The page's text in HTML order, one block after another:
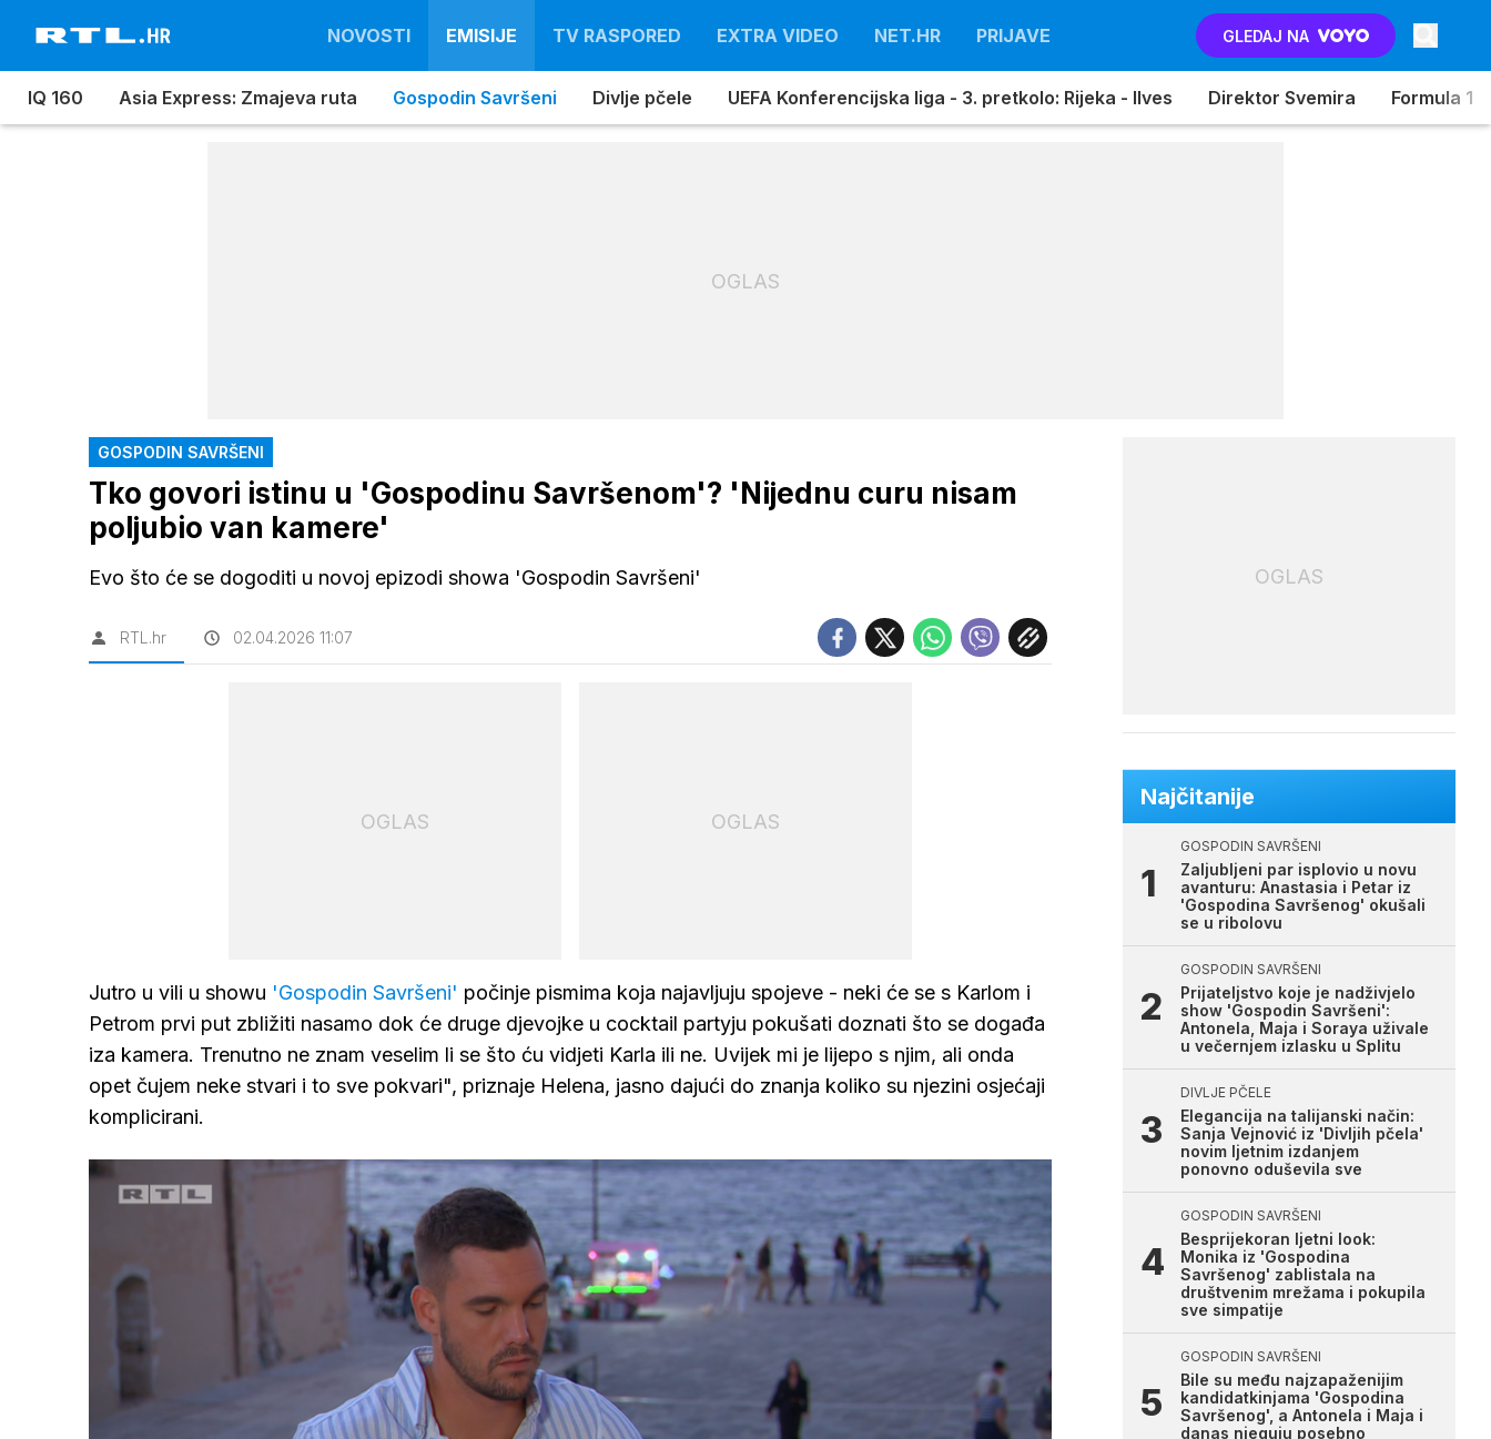
NOVOSTI EMISIJE TV RASPORED EXTRA VIDEO NET.HR PRIJAVE GLEDAJ NA
IQ 160 Asia Express: Zmajeva ruta Gospodin Savršeni Divlje pčele UEFA Konferencijska liga - 3. pretkolo: Rijeka - Ilves Direktor Svemira Formula 1
OGLAS
GOSPODIN SAVRŠENI
Tko govori istinu u 'Gospodinu Savršenom'? 'Nijednu curu nisam
poljubio van kamere'
Evo što će se dogoditi u novoj epizodi showa 'Gospodin Savršeni'
RTL.hr 02.04.2026 11:07
OGLAS OGLAS
Jutro u vili u showu 'Gospodin Savršeni' počinje pismima koja najavljuju spojeve - neki će se s Karlom i
Petrom prvi put zbližiti nasamo dok će druge djevojke u cocktail partyju pokušati doznati što se događa
iza kamera. Trenutno ne znam veselim li se što ću vidjeti Karla ili ne. Uvijek mi je lijepo s njim, ali onda
opet čujem neke stvari i to sve pokvari", priznaje Helena, jasno dajući do znanja koliko su njezini osjećaji
komplicirani.
OGLAS
Najčitanije
GOSPODIN SAVRŠENI
Zaljubljeni par isplovio u novu
avanturu: Anastasia i Petar iz
'Gospodina Savršenog' okušali
se u ribolovu
GOSPODIN SAVRŠENI
Prijateljstvo koje je nadživjelo
show 'Gospodin Savršeni':
Antonela, Maja i Soraya uživale
u večernjem izlasku u Splitu
DIVLJE PČELE
Elegancija na talijanski način:
Sanja Vejnović iz 'Divljih pčela'
novim ljetnim izdanjem
ponovno oduševila sve
GOSPODIN SAVRŠENI
Besprijekoran ljetni look:
Monika iz 'Gospodina
Savršenog' zablistala na
društvenim mrežama i pokupila
sve simpatije
GOSPODIN SAVRŠENI
Bile su među najzapaženijim
kandidatkinjama 'Gospodina
Savršenog', a Antonela i Maja i
danas njeguju posebno